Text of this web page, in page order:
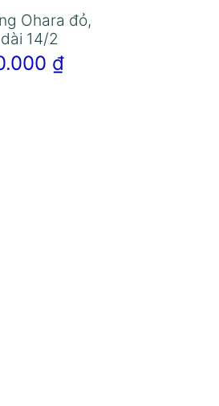
Ohara đỏ,
14/2
₫